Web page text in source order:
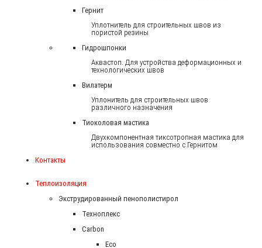
Гернит
Уплотнитель для строительных швов из
пористой резины
Гидрошпонки
Аквастоп. Для устройства деформационных и
технологических швов
Вилатерм
Уплонитель для строительных швов
различного назначения
Тиоколовая мастика
Двухкомпонентная тиксотропная мастика для
использования совместно с Гернитом
Контакты
Теплоизоляция
Экструдированный пенополистирол
Техноплекс
Carbon
Eco